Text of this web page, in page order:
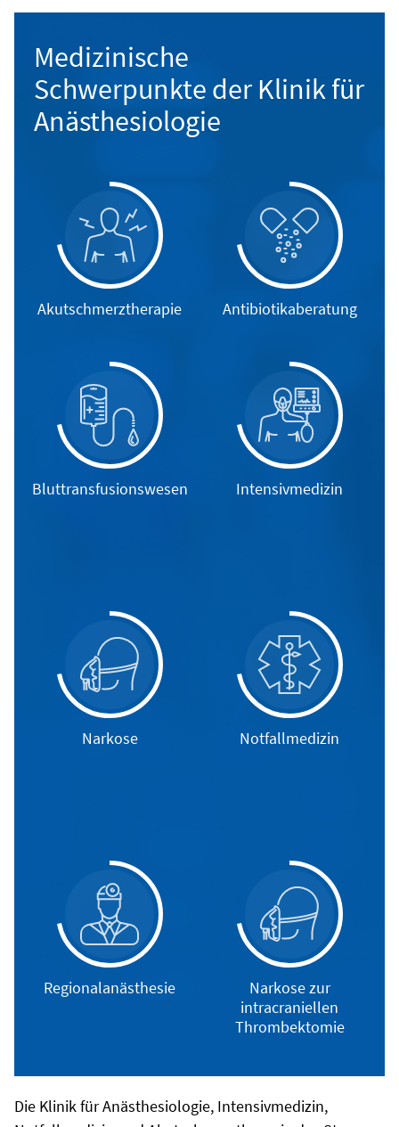
Medizinische
Schwerpunkte der Klinik für
Anästhesiologie
Akutschmerztherapie Antibiotikaberatung
Bluttransfusionswesen Intensivmedizin
Narkose Notfallmedizin
Regionalanästhesie
Narkose zur
intracraniellen
Thrombektomie
Die Klinik für Anästhesiologie, Intensivmedizin,